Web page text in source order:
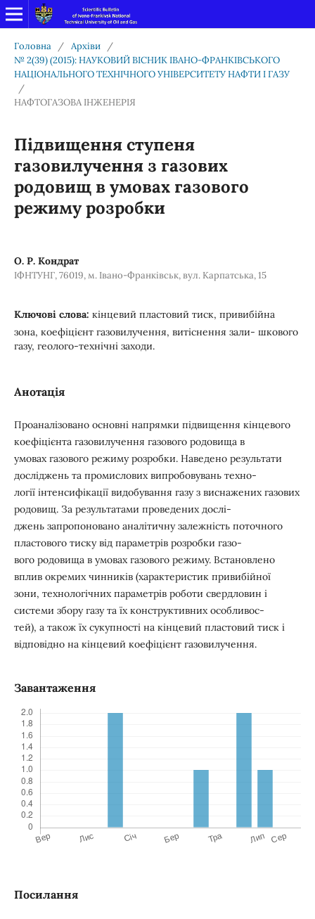
Головна / Архіви
/
№ 2(39) (2015): НАУКОВИЙ ВІСНИК ІВАНО-ФРАНКІВСЬКОГО
НАЦІОНАЛЬНОГО ТЕХНІЧНОГО УНІВЕРСИТЕТУ НАФТИ І ГАЗУ
/
НАФТОГАЗОВА ІНЖЕНЕРІЯ
Підвищення ступеня
газовилучення з газових
родовищ в умовах газового
режиму розробки
О. Р. Кондрат
ІФНТУНГ, 76019, м. Івано-Франківськ, вул. Карпатська, 15
Ключові слова: кінцевий пластовий тиск, привибійна
зона, коефіцієнт газовилучення, витіснення зали- шкового
газу, геолого-технічні заходи.
Анотація
Проаналізовано основні напрямки підвищення кінцевого
коефіцієнта газовилучення газового родовища в
умовах газового режиму розробки. Наведено результати
досліджень та промислових випробовувань техно-
логії інтенсифікації видобування газу з виснажених газових
родовищ. За результатами проведених дослі-
джень запропоновано аналітичну залежність поточного
пластового тиску від параметрів розробки газо-
вого родовища в умовах газового режиму. Встановлено
вплив окремих чинників (характеристик привибійної
зони, технологічних параметрів роботи свердловин і
системи збору газу та їх конструктивних особливос-
тей), а також їх сукупності на кінцевий пластовий тиск і
відповідно на кінцевий коефіцієнт газовилучення.
Завантаження
Посилання